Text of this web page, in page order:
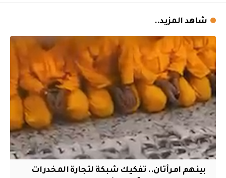
شاهد المزيد..
بينهم امرأتان.. تفكيك شبكة لتجارة المخدرات